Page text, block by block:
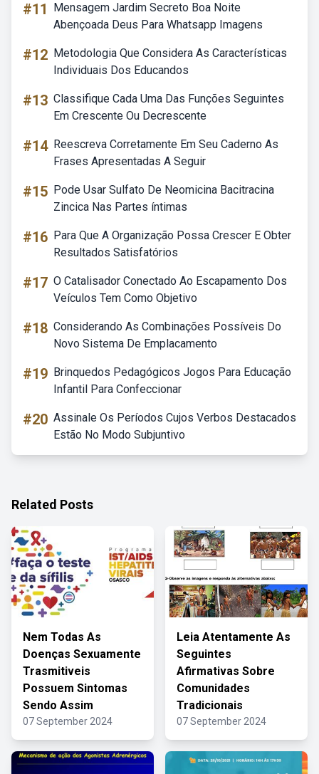
#11
Mensagem Jardim Secreto Boa Noite
Abençoada Deus Para Whatsapp Imagens
#12 Metodologia Que Considera As Características
Individuais Dos Educandos
#13 Classifique Cada Uma Das Funções Seguintes
Em Crescente Ou Decrescente
#14 Reescreva Corretamente Em Seu Caderno As
Frases Apresentadas A Seguir
#15 Pode Usar Sulfato De Neomicina Bacitracina
Zincica Nas Partes íntimas
#16 Para Que A Organização Possa Crescer E Obter
Resultados Satisfatórios
#17 O Catalisador Conectado Ao Escapamento Dos
Veículos Tem Como Objetivo
#18 Considerando As Combinações Possíveis Do
Novo Sistema De Emplacamento
#19 Brinquedos Pedagógicos Jogos Para Educação
Infantil Para Confeccionar
#20 Assinale Os Períodos Cujos Verbos Destacados
Estão No Modo Subjuntivo
Related Posts
Nem Todas As
Doenças Sexuamente
Trasmitiveis
Possuem Sintomas
Sendo Assim
07 September 2024
Leia Atentamente As
Seguintes
Afirmativas Sobre
Comunidades
Tradicionais
07 September 2024